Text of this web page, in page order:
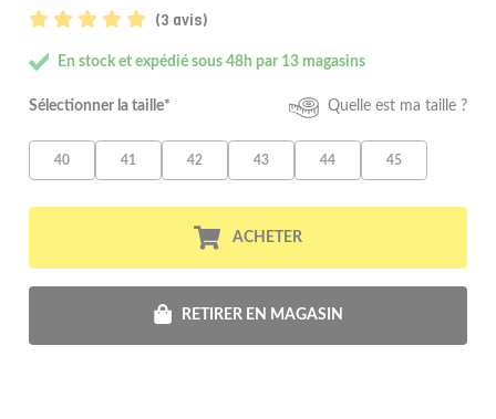
(3 avis)
En stock et expédié sous 48h par 13 magasins
Sélectionner la taille* Quelle est ma taille ?
40 41 42 43 44 45
ACHETER
RETIRER EN MAGASIN